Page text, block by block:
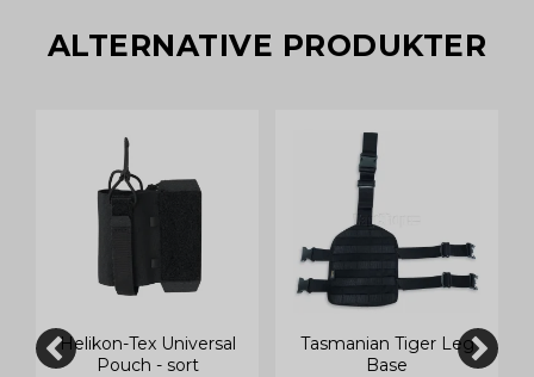
ALTERNATIVE PRODUKTER
Helikon-Tex Universal
Pouch - sort
Tasmanian Tiger Leg
Base